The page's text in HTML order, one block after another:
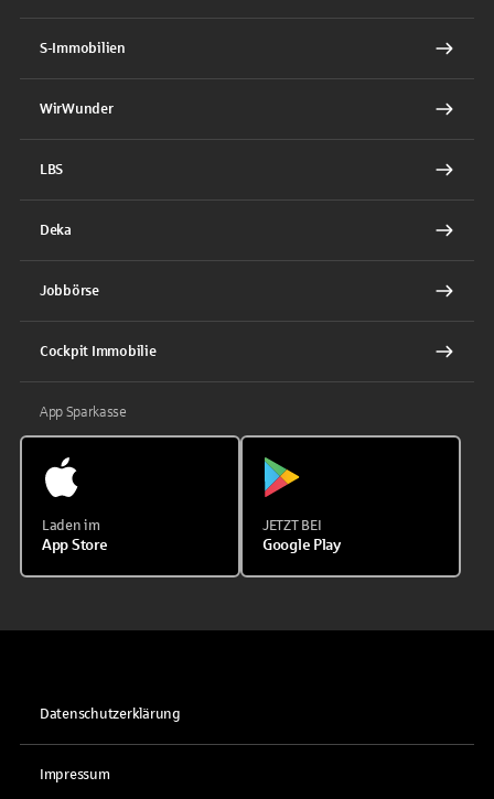
S-Immobilien
WirWunder
LBS
Deka
Jobbörse
Cockpit Immobilie
App Sparkasse
Laden im
App Store
JETZT BEI
Google Play
Datenschutzerklärung
Impressum